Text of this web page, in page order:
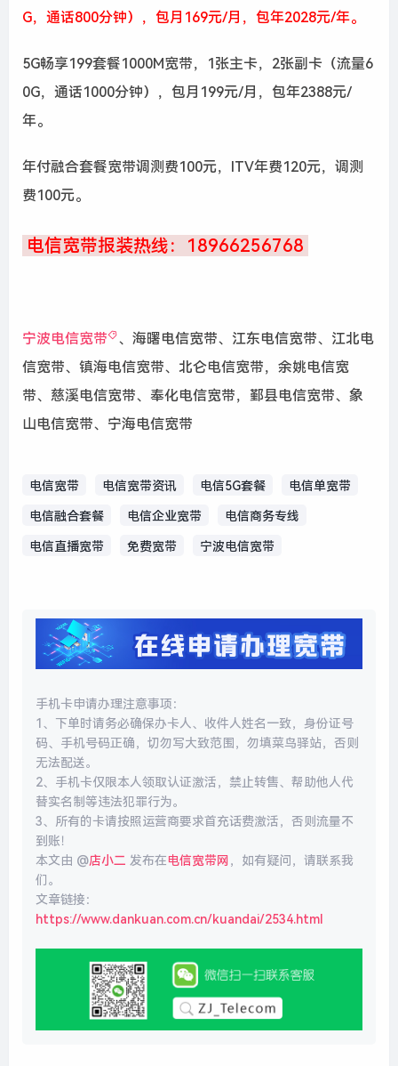
G，通话800分钟），包月169元/月，包年2028元/年。
5G畅享199套餐1000M宽带，1张主卡，2张副卡（流量6
0G，通话1000分钟），包月199元/月，包年2388元/
年。
年付融合套餐宽带调测费100元，ITV年费120元，调测
费100元。
电信宽带报装热线：18966256768
宁波电信宽带 、 海曙电信宽带、江东电信宽带、江北电
信宽带、镇海电信宽带、北仑电信宽带，余姚电信宽
带、慈溪电信宽带、奉化电信宽带，鄞县电信宽带、象
山电信宽带、宁海电信宽带
电信宽带 电信宽带资讯 电信5G套餐 电信单宽带
电信融合套餐 电信企业宽带 电信商务专线
电信直播宽带 免费宽带 宁波电信宽带
手机卡申请办理注意事项：
1、下单时请务必确保办卡人、收件人姓名一致，身份证号
码、手机号码正确，切勿写大致范围，勿填菜鸟驿站，否则
无法配送。
2、手机卡仅限本人领取认证激活，禁止转售、帮助他人代
替实名制等违法犯罪行为。
3、所有的卡请按照运营商要求首充话费激活，否则流量不
到账！
本文由 @店小二 发布在电信宽带网 ，如有疑问，请联系我
们。
文章链接：
https://www.dankuan.com.cn/kuandai/2534.html